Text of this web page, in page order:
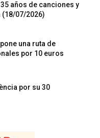
años de canciones y
07/2026)
una ruta de
por 10 euros
por su 30